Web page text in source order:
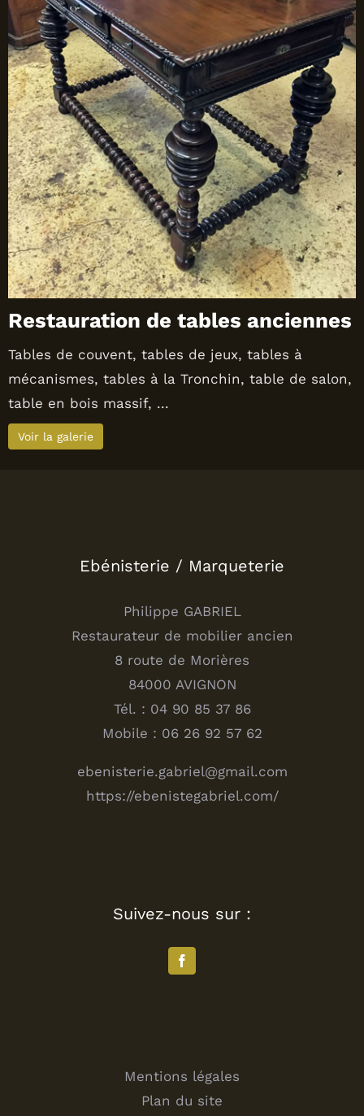
Restauration de tables anciennes
Tables de couvent, tables de jeux, tables à
mécanismes, tables à la Tronchin, table de salon,
table en bois massif, ...
Voir la galerie
Ebénisterie / Marqueterie
Philippe GABRIEL
Restaurateur de mobilier ancien
8 route de Morières
84000 AVIGNON
Tél. : 04 90 85 37 86
Mobile : 06 26 92 57 62
ebenisterie.gabriel@gmail.com
https://ebenistegabriel.com/
Suivez-nous sur :
Mentions légales
Plan du site